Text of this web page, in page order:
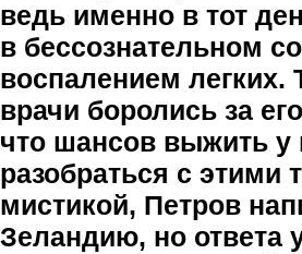
ведь именно в тот
в бессознательном
воспалением легких.
врачи боролись за
что шансов выжить у
разобраться с этими
мистикой, Петров
Зеландию, но ответа